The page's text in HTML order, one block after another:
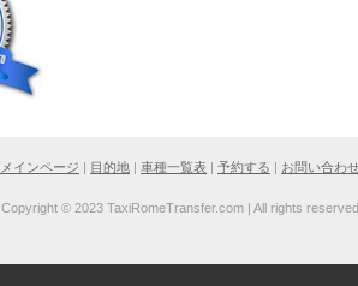
メインページ | 目的地 | 車種一覧表 | 予約する | お問い合わ
Copyright © 2023 TaxiRomeTransfer.com | All rights reserved